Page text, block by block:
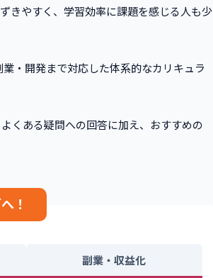
きやすく、学習効率に課題を感じる人も少
・開発まで対応した体系的なカリキュラ
くある疑問への回答に加え、おすすめの
！
副業・収益化